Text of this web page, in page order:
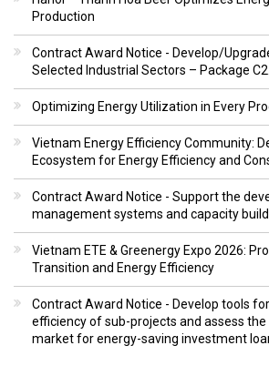
Production
Contract Award Notice - Develop/
Selected Industrial Sectors – Package
Optimizing Energy Utilization in Every
Vietnam Energy Efficiency Community:
Ecosystem for Energy Efficiency and
Contract Award Notice - Support the
management systems and capacity
Vietnam ETE & Greenergy Expo 2026:
Transition and Energy Efficiency
Contract Award Notice - Develop tools
efficiency of sub-projects and assess
market for energy-saving investment